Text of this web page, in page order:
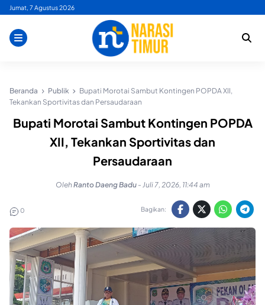
Skip
content
Jumat, 7 Agustus 2026
Beranda Publik
Bupati Morotai Sambut Kontingen POPDA XII,
Tekankan Sportivitas dan Persaudaraan
Bupati Morotai Sambut Kontingen POPDA
XII, Tekankan Sportivitas dan
Persaudaraan
OlehRanto Daeng Badu - Juli 7, 2026, 11:44 am
0 Bagikan: